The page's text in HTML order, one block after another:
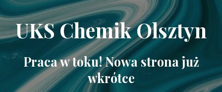
UKS Chemik Olsztyn
Praca w toku! Nowa strona już
wkrótce